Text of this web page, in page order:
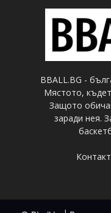
BBALL.BG -
Мястото,
Защото
заради нея.